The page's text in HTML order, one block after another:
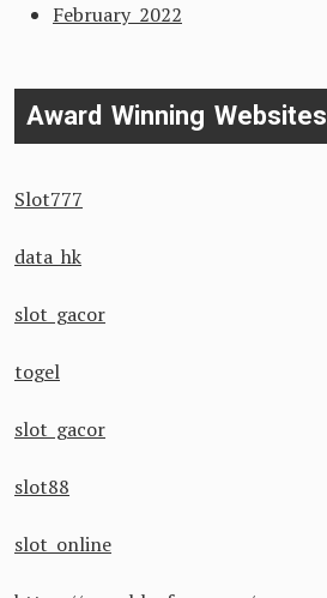
February 2022
Award Winning Websites
Slot777
data hk
slot gacor
togel
slot gacor
slot88
slot online